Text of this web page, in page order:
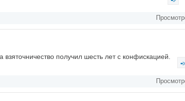
получил шесть лет с конфискацией.